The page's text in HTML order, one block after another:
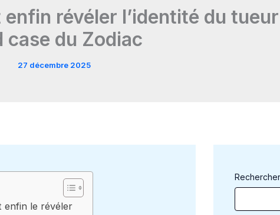
révéler l’identité du
case du Zodiac
27 décembre 2025
enfin le révéler
Rechercher